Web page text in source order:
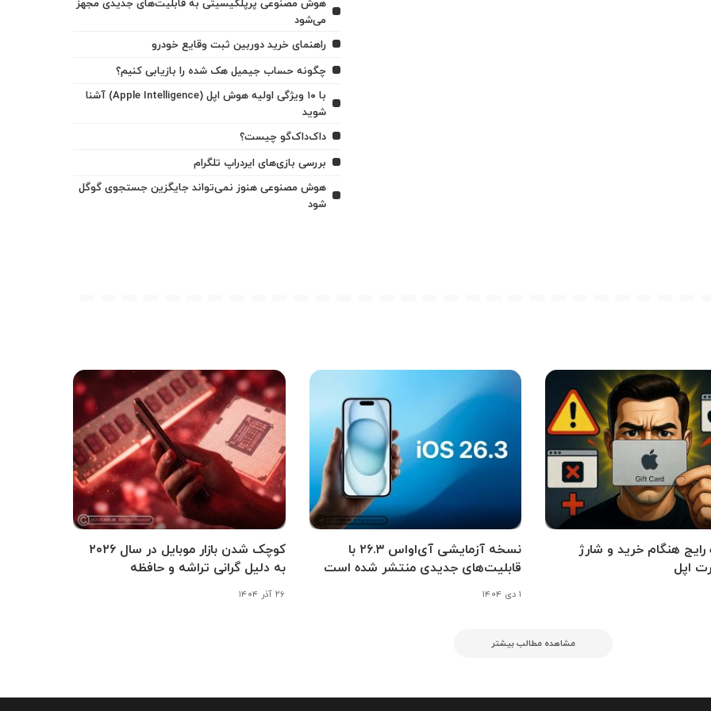
هوش مصنوعی پرپلکیسیتی به قابلیت‌های جدیدی مجهز
می‌شود
راهنمای خرید دوربین ثبت وقایع خودرو
چگونه حساب جیمیل هک شده را بازیابی کنیم؟
با ۱۰ ویژگی اولیه هوش اپل (Apple Intelligence) آشنا
شوید
داک‌داک‌گو چیست؟
بررسی بازی‌های ایردراپ تلگرام
هوش مصنوعی هنوز نمی‌تواند جایگزین جستجوی گوگل
شود
رایج هنگام خرید و شارژ
اپل
نسخه آزمایشی آی‌اواس ۲۶.۳ با
قابلیت‌های جدیدی منتشر شده است
۱ دی ۱۴۰۴
کوچک شدن بازار موبایل در سال ۲۰۲۶
به دلیل گرانی تراشه و حافظه
۲۶ آذر ۱۴۰۴
مشاهده مطالب بیشتر